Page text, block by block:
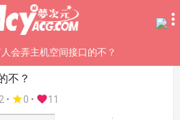
会弄主机空间接口的不？
不？
2 • 0 • 11